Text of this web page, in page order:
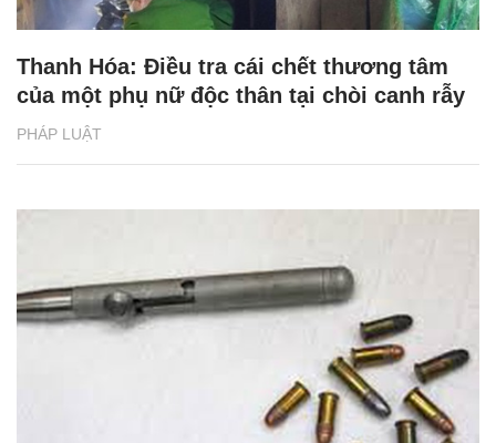
PHÁP LUẬT
Thanh Hóa: Điều tra cái chết thương tâm
của một phụ nữ độc thân tại chòi canh rẫy